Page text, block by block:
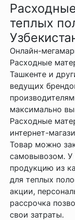
теплых
Онлайн-
Расходные
Ташкенте и
ведущих
максимально
Расходные
интернет-
Товар можно
самовывозом. У
продукцию из
для теплых
акции,
рассрочка
свои затраты.